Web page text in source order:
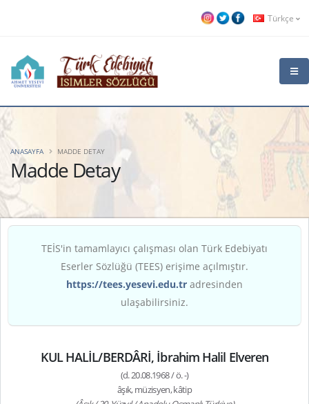
Türkçe
Madde Detay
ANASAYFA MADDE DETAY
TEİS'in tamamlayıcı çalışması olan Türk Edebiyatı
Eserler Sözlüğü (TEES) erişime açılmıştır.
https://tees.yesevi.edu.tr adresinden
ulaşabilirsiniz.
KUL HALİL/BERDÂRİ, İbrahim Halil Elveren
(d. 20.08.1968 / ö. -)
âşık, müzisyen, kâtip